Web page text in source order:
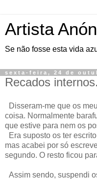
Artista
Se não fosse esta vida
sexta-feira, 24 de
Recados
Disseram-me que os
coisa. Normalmente
que estive para nem os
Era suposto os ter
mas acabei por só
segundo. O resto ficou
Assim sendo, suspendi